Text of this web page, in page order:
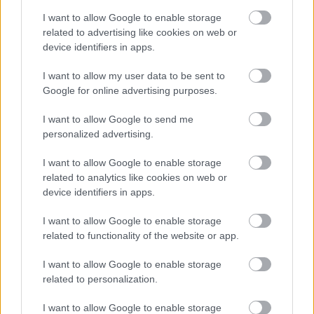
I want to allow Google to enable storage
related to advertising like cookies on web or
device identifiers in apps.
I want to allow my user data to be sent to
Google for online advertising purposes.
I want to allow Google to send me
personalized advertising.
I want to allow Google to enable storage
related to analytics like cookies on web or
device identifiers in apps.
I want to allow Google to enable storage
related to functionality of the website or app.
I want to allow Google to enable storage
related to personalization.
I want to allow Google to enable storage
Διευθέτηση των αποζημιώσεων των
αίτημα του ΙΣΑ